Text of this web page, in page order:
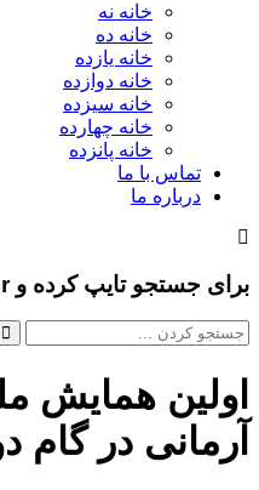
خانه نه
خانه ده
خانه یازده
خانه دوازده
خانه سیزده
خانه چهارده
خانه پانزده
تماس با ما
درباره ما
برای جستجو تایپ کرده و Enter را بزنید
اولین همایش
آرمانی در گام